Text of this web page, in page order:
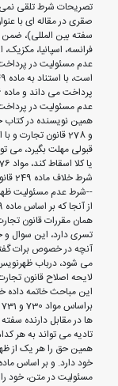
تصریحات شرط تلقی نمی
صقری در مقاله ای با
سفته بین المللی)،
فرانسه، اسپانیا، مکزیک،
عدم مسئولیت در
عدم مسئولیت در
و 278 قانون
قبولی مهلت بگیرد، می
شرط خلاف ماده 249 قانون تجارت و تحدید و اسقاط مسئولیت او می داند.
--شرط عدم مسئولیت
تسری دارد، این سوال و
آنچه در خصوص برات
می شود، درباب
لایحه اصلاح قانون
این مباحث خاتمه داده
ها در مقابل دارنده
تادیه می تواند به هر
همین حق را هر یک از
مسئولیت در متن، خود را از